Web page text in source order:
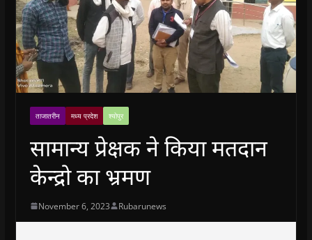
ताजातरीन मध्य प्रदेश श्योपुर
सामान्य प्रेक्षक ने किया मतदान
केन्द्रो का भ्रमण
November 6, 2023 Rubarunews